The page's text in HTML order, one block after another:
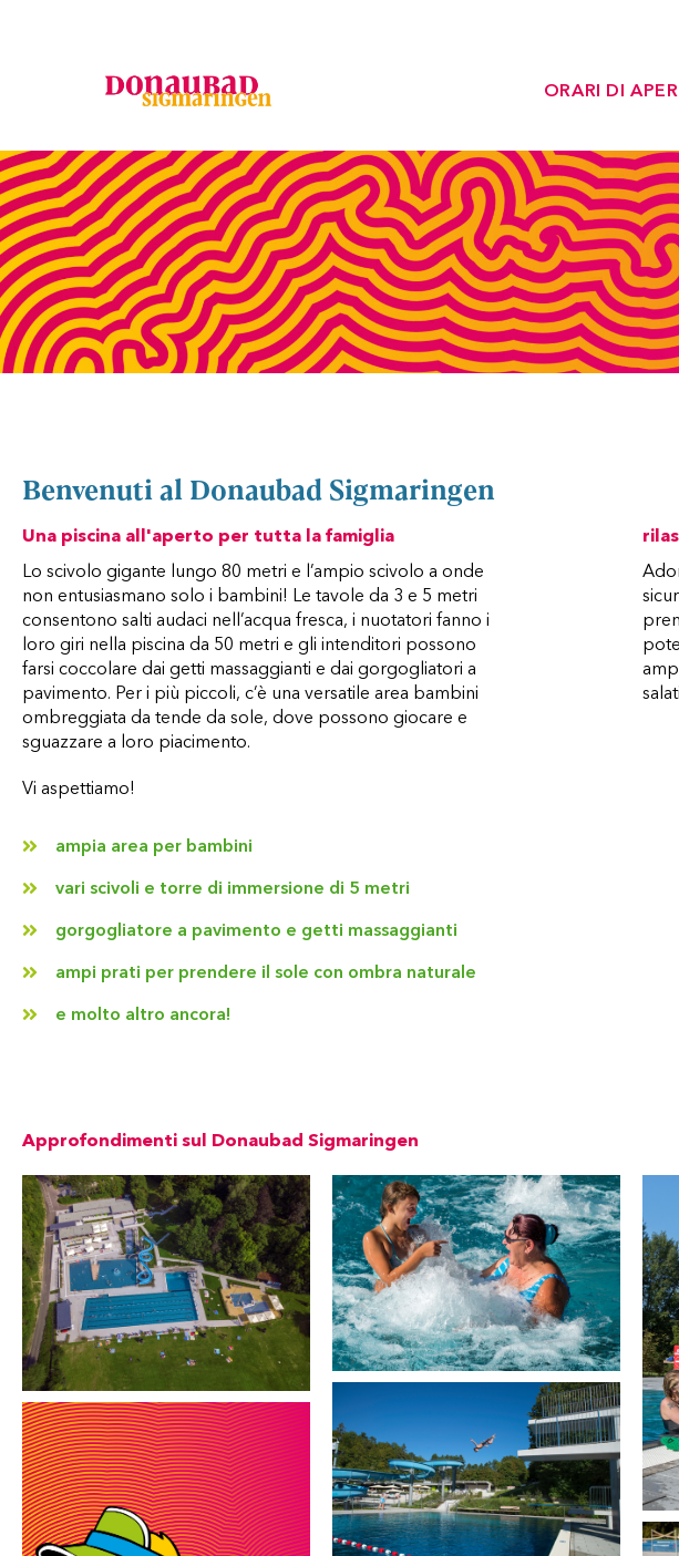
ORARI DI
Benvenuti al Donaubad Sigmaringen
Una piscina all'aperto per tutta la famiglia
Lo scivolo gigante lungo 80 metri e l’ampio scivolo a onde
non entusiasmano solo i bambini! Le tavole da 3 e 5 metri
consentono salti audaci nell’acqua fresca, i nuotatori fanno i
loro giri nella piscina da 50 metri e gli intenditori possono
farsi coccolare dai getti massaggianti e dai gorgogliatori a
pavimento. Per i più piccoli, c’è una versatile area bambini
ombreggiata da tende da sole, dove possono giocare e
sguazzare a loro piacimento.
Vi aspettiamo!
ampia area per bambini
vari scivoli e torre di immersione di 5 metri
gorgogliatore a pavimento e getti massaggianti
ampi prati per prendere il sole con ombra naturale
e molto altro ancora!
Approfondimenti sul Donaubad Sigmaringen